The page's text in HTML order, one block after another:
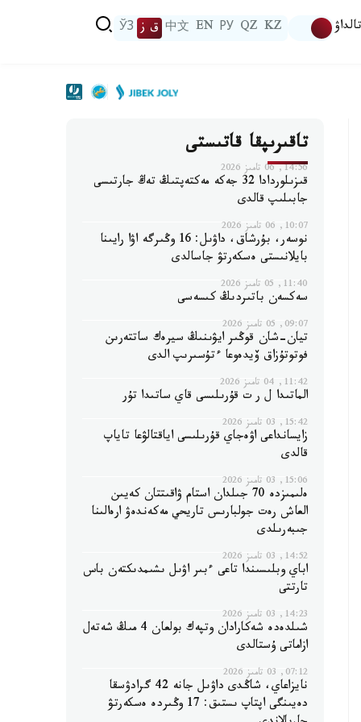
تالداۋ KZ
QZ
РУ
EN
中文 ق ز ЎЗ
تاقىرىپقا قاتىستى
14:56, 06 تامىز 2026
قىزىلوردادا 32 جەكە مەكتەپتىڭ تەڭ جارتىسى
جابىلىپ قالدى
10:07, 06 تامىز 2026
نوسەر، بۇرشاق، داۋىل: 16 وڭىرگە اۋا رايىنا
بايلانىستى ەسكەرتۋ جاسالدى
11:40, 05 تامىز 2026
سەكسەن باتىردىڭ كىسەسى
09:07, 05 تامىز 2026
تيان-شان قوڭىر ايۋىنىڭ سيرەك ساتتەرىن
فوتوتۇزاق ۆيدەوعا ءتۇسىرىپ الدى
11:42, 04 تامىز 2026
الماتىدا ل ر ت قۇرىلىسى قاي ساتىدا تۇر
15:42, 03 تامىز 2026
زايسانداعى اۋەجاي قۇرىلىسى اياقتالۋعا تاياپ
قالدى
15:06, 03 تامىز 2026
ەلىمىزدە 70 جىلدان استام ۋاقىتتان كەيىن
العاش رەت جولبارىس تاريحي مەكەندەۋ ارەالىنا
جىبەرىلدى
14:52, 03 تامىز 2026
اباي وبلىسىندا تاعى ءبىر اۋىل ىشىمدىكتەن باس
تارتتى
14:23, 03 تامىز 2026
شىلدەدە شەكارادان وتپەك بولعان 4 مىڭ شەتەل
ازاماتى ۇستالدى
07:12, 03 تامىز 2026
نايزاعاي، شاڭدى داۋىل جانە 42 گرادۋسقا
دەيىنگى اپتاپ ىستىق: 17 وڭىردە ەسكەرتۋ